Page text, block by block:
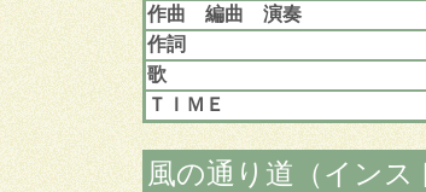
作曲 編曲 演奏
作詞
歌
ＴＩＭＥ
風の通り道（インス